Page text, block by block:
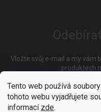
Tento web používá
tohoto webu vyjadřujete
informací zde.
Vložte svůj e-mail a my vám
produktech